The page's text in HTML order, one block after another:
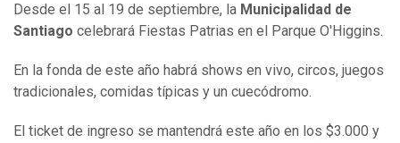
Desde el 15 al 19 de septiembre, la Municipalidad de
Santiago celebrará Fiestas Patrias en el Parque O'Higgins.
En la fonda de este año habrá shows en vivo, circos, juegos
tradicionales, comidas típicas y un cuecódromo.
El ticket de ingreso se mantendrá este año en los $3.000 y